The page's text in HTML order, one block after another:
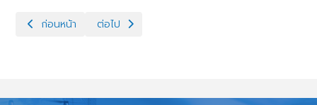
เนื้อหาก่อนหน้า: ประกาศความเป็นส่วนตัว Privacy Notice
ก่อนหน้า เนื้อหาถัดไป: ลดและคัดแยกขยะ
ต่อไป